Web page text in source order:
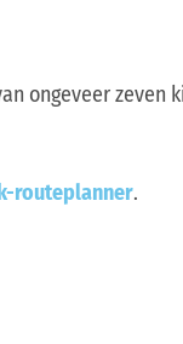
ongeveer
routeplanner.